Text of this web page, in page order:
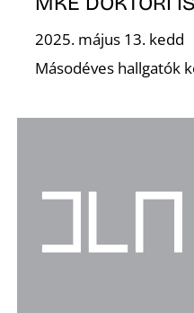
2025. május 13. kedd
Másodéves hallgatók